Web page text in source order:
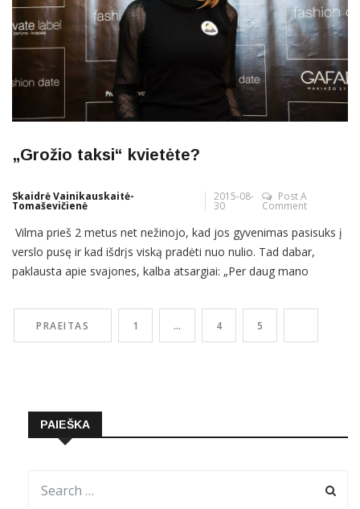
„Grožio taksi“ kvietėte?
Skaidrė Vainikauskaitė-
Tomaševičienė
2015-08-
30
Post A
Comment
Vilma prieš 2 metus net nežinojo, kad jos gyvenimas pasisuks į
verslo pusę ir kad išdrįs viską pradėti nuo nulio. Tad dabar,
paklausta apie svajones, kalba atsargiai: „Per daug mano
manęs laukia po 3, 5 ar 10 metų. Žinoma, veikdama
PRAEITAS 1 … 4 5
PAIEŠKA